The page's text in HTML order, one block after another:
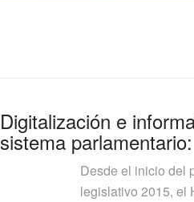
Digitalización e
sistema parlamentario:
Desde el inicio del
legislativo 2015, el